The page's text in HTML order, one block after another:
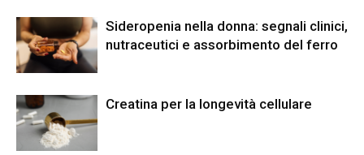
Sideropenia nella donna: segnali clinici,
nutraceutici e assorbimento del ferro
Creatina per la longevità cellulare